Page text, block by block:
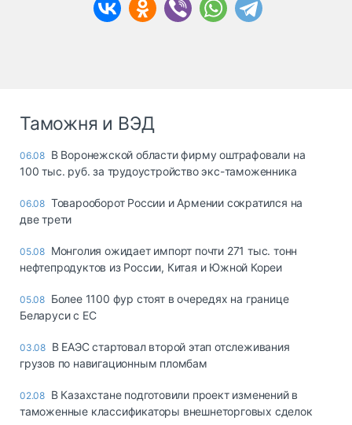
Таможня и ВЭД
06.08 В Воронежской области фирму оштрафовали на
100 тыс. руб. за трудоустройство экс-таможенника
06.08 Товарооборот России и Армении сократился на
две трети
05.08 Монголия ожидает импорт почти 271 тыс. тонн
нефтепродуктов из России, Китая и Южной Кореи
05.08 Более 1100 фур стоят в очередях на границе
Беларуси с ЕС
03.08 В ЕАЭС стартовал второй этап отслеживания
грузов по навигационным пломбам
02.08 В Казахстане подготовили проект изменений в
таможенные классификаторы внешнеторговых сделок